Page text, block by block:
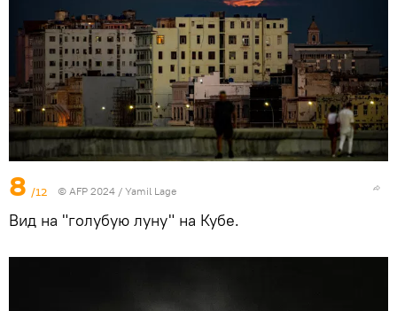
8 /12 © AFP 2024 / Yamil Lage
Вид на "голубую луну" на Кубе.